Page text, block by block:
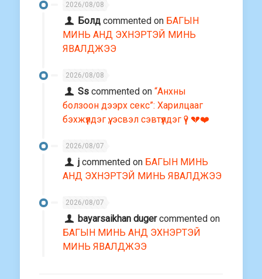
2026/08/08
Болд commented on БАГЫН
МИНЬ АНД ЭХНЭРТЭЙ МИНЬ
ЯВАЛДЖЭЭ
2026/08/08
Ss commented on“Анхны
болзоон дээрх секс”: Харилцааг
бэхжүүлдэг үү, эсвэл сэвтүүлдэг үү? 💔❤️
2026/08/07
j commented on БАГЫН МИНЬ
АНД ЭХНЭРТЭЙ МИНЬ ЯВАЛДЖЭЭ
2026/08/07
bayarsaikhan dugercommented on
БАГЫН МИНЬ АНД ЭХНЭРТЭЙ
МИНЬ ЯВАЛДЖЭЭ